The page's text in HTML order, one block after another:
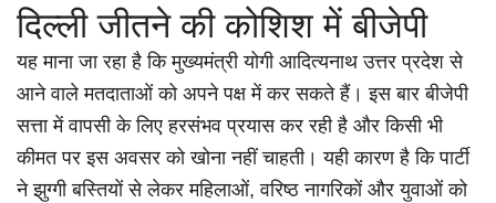
दिल्ली जीतने की कोशिश में बीजेपी
यह माना जा रहा है कि मुख्यमंत्री योगी आदित्यनाथ उत्तर प्रदेश से
आने वाले मतदाताओं को अपने पक्ष में कर सकते हैं। इस बार बीजेपी
सत्ता में वापसी के लिए हरसंभव प्रयास कर रही है और किसी भी
कीमत पर इस अवसर को खोना नहीं चाहती। यही कारण है कि पार्टी
ने झुग्गी बस्तियों से लेकर महिलाओं, वरिष्ठ नागरिकों और युवाओं को